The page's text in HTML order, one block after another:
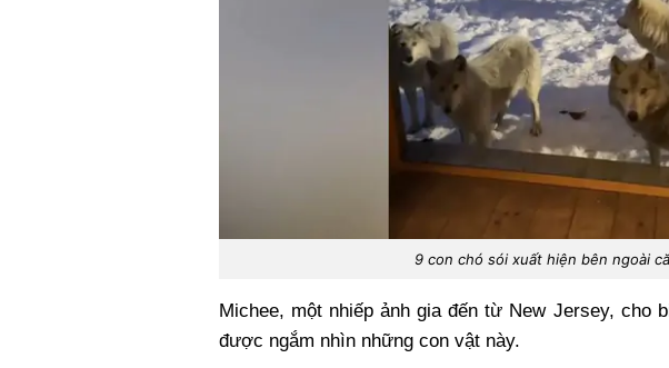
9 con chó sói xuất hiện bên ngoài
Michee, một nhiếp ảnh gia đến từ New Jersey, cho
được ngắm nhìn những con vật này.